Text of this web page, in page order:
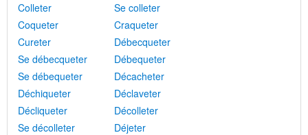
Colleter
Se colleter
Coqueter
Craqueter
Cureter
Débecqueter
Se débecqueter
Débequeter
Se débequeter
Décacheter
Déchiqueter
Déclaveter
Décliqueter
Décolleter
Se décolleter
Déjeter